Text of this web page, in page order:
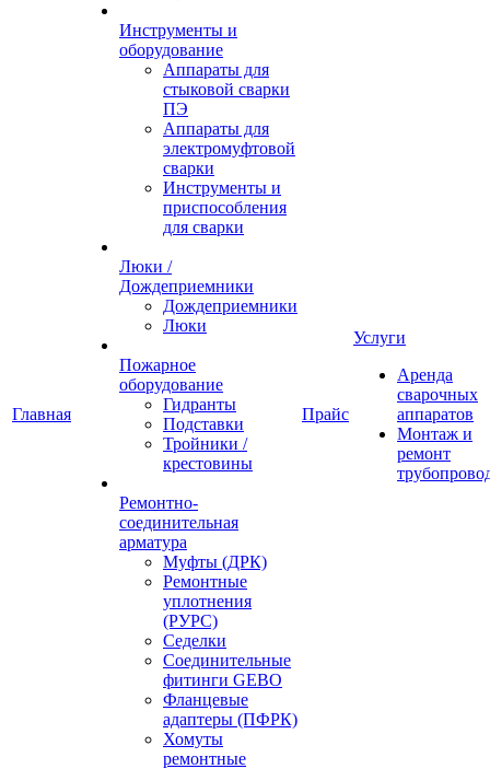
Главная
Инструменты и
оборудование
Аппараты для
стыковой сварки
ПЭ
Аппараты для
электромуфтовой
сварки
Инструменты и
приспособления
для сварки
Люки /
Дождеприемники
Дождеприемники
Люки
Пожарное
оборудование
Гидранты
Подставки
Тройники /
крестовины
Ремонтно-
соединительная
арматура
Муфты (ДРК)
Ремонтные
уплотнения
(РУРС)
Седелки
Соединительные
фитинги GEBO
Фланцевые
адаптеры (ПФРК)
Хомуты
ремонтные
Прайс
Услуги
Аренда
сварочных
аппаратов
Монтаж и
ремонт